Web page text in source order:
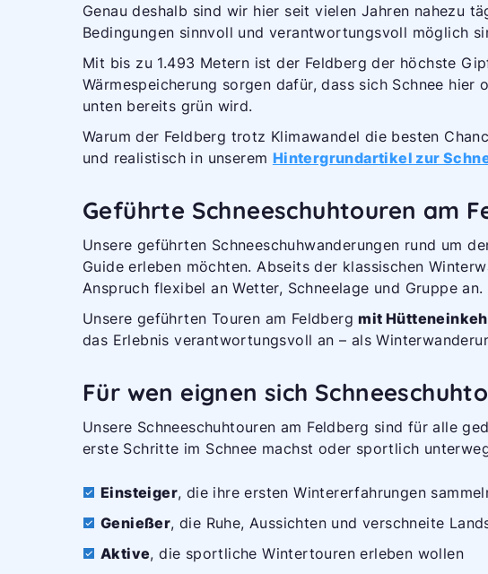
Genau deshalb sind wir hier seit vielen Jahren nahezu
Bedingungen sinnvoll und verantwortungsvoll möglich
Mit bis zu 1.493 Metern ist der Feldberg der höchste
Wärmespeicherung sorgen dafür, dass sich Schnee
unten bereits grün wird.
Warum der Feldberg trotz Klimawandel die besten
und realistisch in unserem Hintergrundartikel zur
Geführte Schneeschuh­touren am
Unsere geführten Schneeschuhwanderungen rund um
Guide erleben möchten. Abseits der klassischen
Anspruch flexibel an Wetter, Schneelage und Gruppe an.
Unsere geführten Touren am Feldbergmit
das Erlebnis verantwortungsvoll an – als
Für wen eignen sich
Unsere Schneeschuhtouren am Feldberg sind für alle
erste Schritte im Schnee machst oder sportlich
Einsteiger, die ihre ersten Wintererfahrungen
Genießer, die Ruhe, Aussichten und verschneite
Aktive, die sportliche Wintertouren erleben wollen